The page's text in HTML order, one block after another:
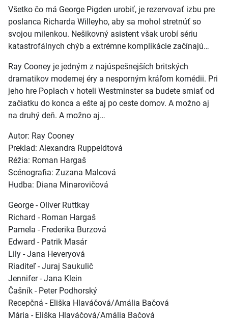
Všetko čo má George Pigden urobiť, je rezervovať izbu pre
poslanca Richarda Willeyho, aby sa mohol stretnúť so
svojou milenkou. Nešikovný asistent však urobí sériu
katastrofálnych chýb a extrémne komplikácie začínajú…
Ray Cooney je jedným z najúspešnejších britských
dramatikov modernej éry a nesporným kráľom komédii. Pri
jeho hre Poplach v hoteli Westminster sa budete smiať od
začiatku do konca a ešte aj po ceste domov. A možno aj
na druhý deň. A možno aj…
Autor: Ray Cooney
Preklad: Alexandra Ruppeldtová
Réžia: Roman Hargaš
Scénografia: Zuzana Malcová
Hudba: Diana Minarovičová
George - Oliver Ruttkay
Richard - Roman Hargaš
Pamela - Frederika Burzová
Edward - Patrik Masár
Lily - Jana Heveryová
Riaditeľ - Juraj Saukulič
Jennifer - Jana Klein
Čašník - Peter Podhorský
Recepčná - Eliška Hlaváčová/Amália Bačová
Mária - Eliška Hlaváčová/Amália Bačová